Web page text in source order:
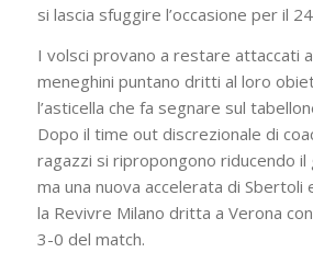
si lascia sfuggire l’occasione per il
I volsci provano a restare attaccati
meneghini puntano dritti al loro
l’asticella che fa segnare sul
Dopo il time out discrezionale di
ragazzi si ripropongono riducendo il
ma una nuova accelerata di Sbertoli
la Revivre Milano dritta a Verona
3-0 del match.